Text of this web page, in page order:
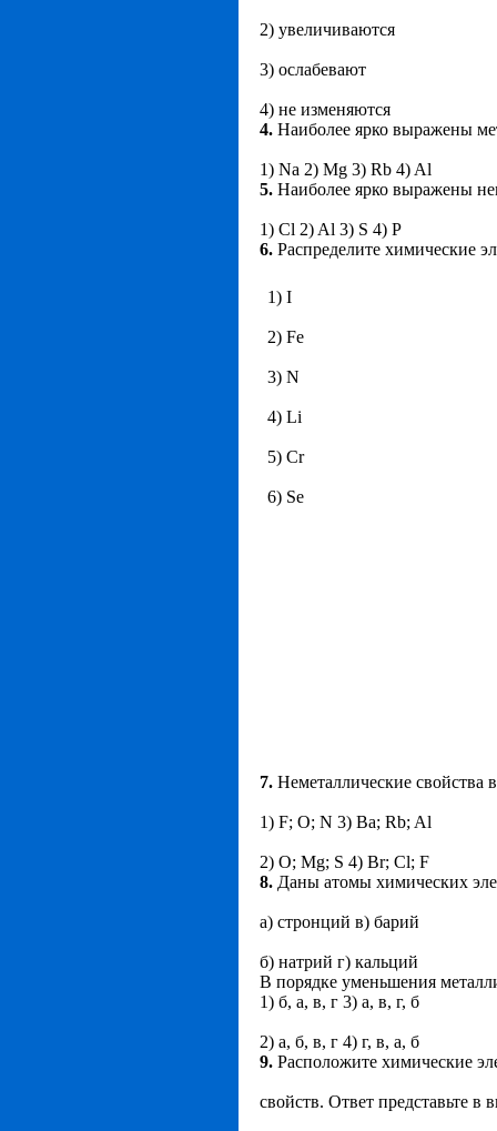
2) увеличиваются
3) ослабевают
4) не изменяются
4. Наиболее ярко выражены
1) Na 2) Mg 3) Rb 4) Al
5. Наиболее ярко выражены
1) Cl 2) Al 3) S 4) P
6. Распределите химические
1) I
2) Fe
3) N
4) Li
5) Cr
6) Se
7. Неметаллические свойства
1) F; O; N 3) Ba; Rb; Al
2) O; Mg; S 4) Br; Cl; F
8. Даны атомы химических
а) стронций в) барий
б) натрий г) кальций
В порядке уменьшения
1) б, а, в, г 3) а, в, г, б
2) а, б, в, г 4) г, в, а, б
9. Расположите химические
свойств. Ответ представьте в